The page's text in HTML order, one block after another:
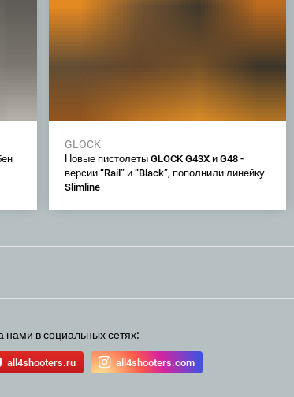
GLOCK
Новые пистолеты GLOCK G43X и G48 -
версии “Rail” и “Black”, пополнили линейку
Slimline
нами в социальных сетях:
all4shooters.ru all4shooters.com